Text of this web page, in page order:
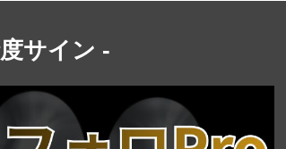
サイン -